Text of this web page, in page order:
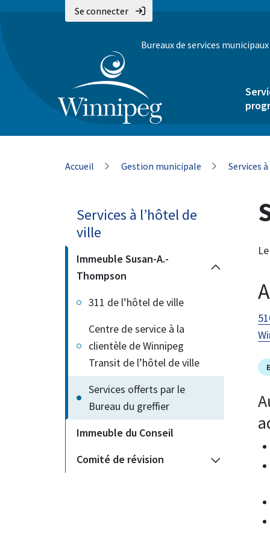
Se connecter
Bureaux de services municipaux
Fil
Accueil Gestion municipale Services
Services à l’hôtel de
ville
Immeuble Susan-A.-
Thompson
311 de l’hôtel de ville
Centre de service à la
clientèle de Winnipeg
Transit de l’hôtel de ville
Services offerts par le
Bureau du greffier
Immeuble du Conseil
Comité de révision